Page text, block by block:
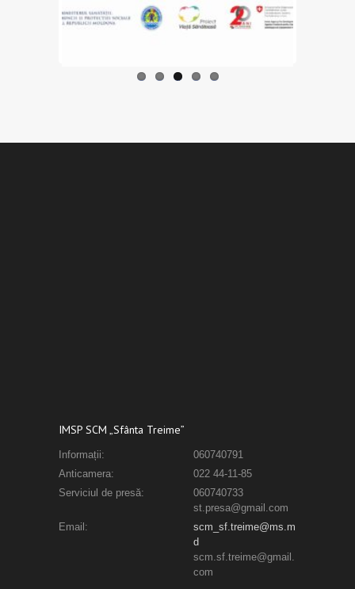
us
IMSP SCM „Sfânta Treime”
Informații:
060740791
Anticamera:
022 44-11-85
Serviciul de presă:
060740733
st.presa@gmail.com
Email:
scm_sf.treime@ms.m
d
scm.sf.treime@gmail.
com